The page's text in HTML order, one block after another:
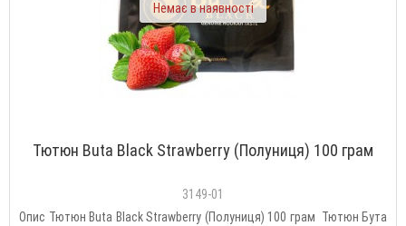
Немає в наявності
Тютюн Buta Black Strawberry (Полуниця) 100 грам
3149-01
Опис Тютюн Buta Black Strawberry (Полуниця) 100 грам Тютюн Бута